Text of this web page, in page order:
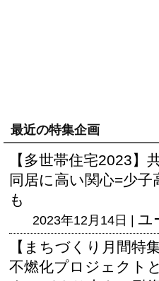
最近の特集企画
【多世帯住宅2023】
同居に高い関心=少
も
2023年12月14日 | ユ
【まちづくり月間特
不燃化プロジェクト